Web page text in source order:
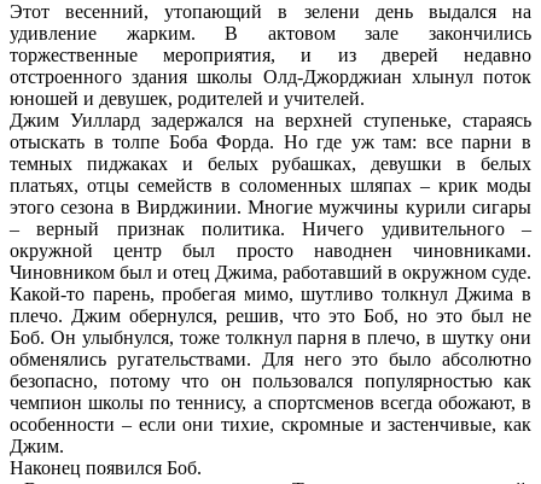
Этот весенний, утопающий в зелени день выдался на
удивление жарким. В актовом зале закончились
торжественные мероприятия, и из дверей недавно
отстроенного здания школы Олд-Джорджиан хлынул поток
юношей и девушек, родителей и учителей.
Джим Уиллард задержался на верхней ступеньке, стараясь
отыскать в толпе Боба Форда. Но где уж там: все парни в
темных пиджаках и белых рубашках, девушки в белых
платьях, отцы семейств в соломенных шляпах – крик моды
этого сезона в Вирджинии. Многие мужчины курили сигары
– верный признак политика. Ничего удивительного –
окружной центр был просто наводнен чиновниками.
Чиновником был и отец Джима, работавший в окружном суде.
Какой-то парень, пробегая мимо, шутливо толкнул Джима в
плечо. Джим обернулся, решив, что это Боб, но это был не
Боб. Он улыбнулся, тоже толкнул парня в плечо, в шутку они
обменялись ругательствами. Для него это было абсолютно
безопасно, потому что он пользовался популярностью как
чемпион школы по теннису, а спортсменов всегда обожают, в
особенности – если они тихие, скромные и застенчивые, как
Джим.
Наконец появился Боб.